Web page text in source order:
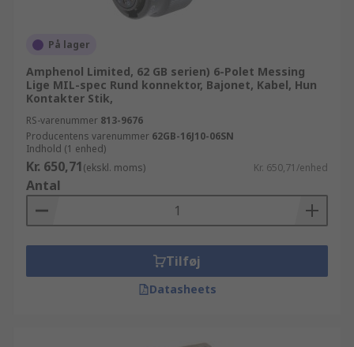
På lager
Amphenol Limited, 62 GB serien) 6-Polet Messing
Lige MIL-spec Rund konnektor, Bajonet, Kabel, Hun
Kontakter Stik,
RS-varenummer 813-9676
Producentens varenummer 62GB-16J10-06SN
Indhold (1 enhed)
Kr. 650,71(ekskl. moms) Kr. 650,71/enhed
Antal
Tilføj
Datasheets